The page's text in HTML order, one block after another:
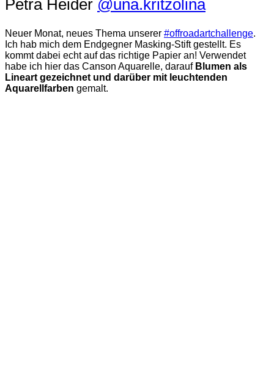
Petra Heider @una.kritzolina
Neuer Monat, neues Thema unserer #offroadartchallenge.
Ich hab mich dem Endgegner Masking-Stift gestellt. Es
kommt dabei echt auf das richtige Papier an! Verwendet
habe ich hier das Canson Aquarelle, darauf Blumen als
Lineart gezeichnet und darüber mit leuchtenden
Aquarellfarben gemalt.